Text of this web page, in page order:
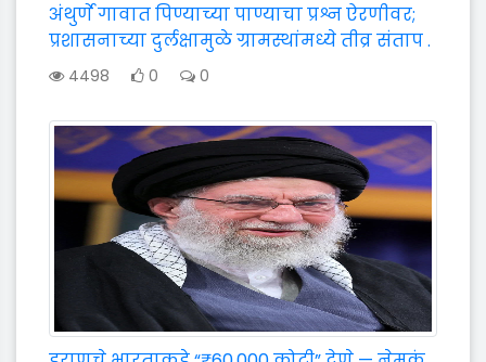
अंथुर्णे गावात पिण्याच्या पाण्याचा प्रश्न ऐरणीवर;
प्रशासनाच्या दुर्लक्षामुळे ग्रामस्थांमध्ये तीव्र संताप .
4498 0 0